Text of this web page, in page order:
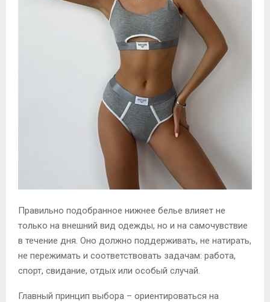
Правильно подобранное нижнее белье влияет не
только на внешний вид одежды, но и на самочувствие
в течение дня. Оно должно поддерживать, не натирать,
не пережимать и соответствовать задачам: работа,
спорт, свидание, отдых или особый случай.
Главный принцип выбора – ориентироваться на